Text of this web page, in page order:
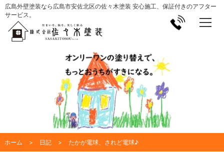
広島外壁塗装なら広島市安佐北区の佐々木塗装 安心施工、保証付きのアフター
サービス。
ホーム 日記 たかが電球、されど電球♪